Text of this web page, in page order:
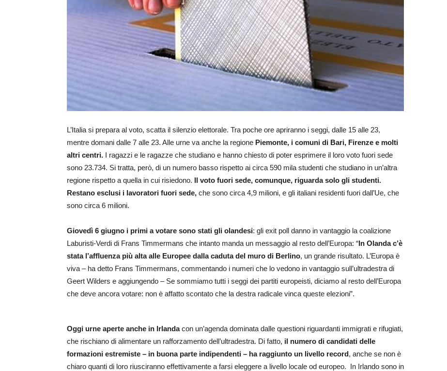
L’Italia si prepara al voto, scatta il silenzio elettorale. Tra poche ore apriranno i seggi, dalle 15 alle 23,
mentre domani dalle 7 alle 23. Alle urne va anche la regione Piemonte, i comuni di Bari, Firenze e molti
altri centri. I ragazzi e le ragazze che studiano e hanno chiesto di poter esprimere il loro voto fuori sede
sono 23.734. Si tratta, però, di un numero basso rispetto ai circa 590 mila studenti che studiano in un’altra
regione rispetto a quella in cui risiedono. Il voto fuori sede, comunque, riguarda solo gli studenti.
Restano esclusi i lavoratori fuori sede, che sono circa 4,9 milioni, e gli italiani residenti fuori dall’Ue, che
sono circa 6 milioni.
Giovedì 6 giugno i primi a votare sono stati gli olandesi: gli exit poll danno in vantaggio la coalizione
Laburisti-Verdi di Frans Timmermans che intanto manda un messaggio al resto dell’Europa: “In Olanda c’è
stata l’affluenza più alta alle Europee dalla caduta del muro di Berlino, un grande risultato. L’Europa è
viva – ha detto Frans Timmermans, commentando i numeri che lo vedono in vantaggio sull’ultradestra di
Geert Wilders e aggiungendo – Se sommiamo tutti i seggi dei partiti europeisti, diciamo al resto dell’Europa
che deve ancora votare: non è affatto scontato che la destra radicale vinca queste elezioni”.
Oggi urne aperte anche in Irlandacon un’agenda dominata dalle questioni riguardanti immigrati e rifugiati,
che rischiano di alimentare un rafforzamento dell’ultradestra. Di fatto, il numero di candidati delle
formazioni estremiste – in buona parte indipendenti – ha raggiunto un livello record, anche se non è
chiaro quanti di loro riusciranno effettivamente a farsi eleggere a livello locale od europeo. In Irlando sono in